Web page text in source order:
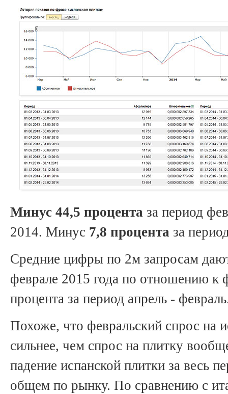
Минус 44,5 процента за период
2014. Минус 7,8 процента за
Средние цифры по 2м запросам
феврале 2015 года по отношению
процента за период апрель -
Похоже, что февральский спрос на
сильнее, чем спрос на плитку
падение испанской плитки за весь
общем по рынку. По сравнению с